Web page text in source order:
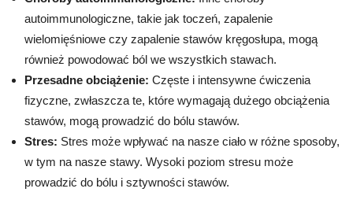
autoimmunologiczne, takie jak toczeń, zapalenie
wielomięśniowe czy zapalenie stawów kręgosłupa, mogą
również powodować ból we wszystkich stawach.
Przesadne obciążenie: Częste i intensywne ćwiczenia
fizyczne, zwłaszcza te, które wymagają dużego obciążenia
stawów, mogą prowadzić do bólu stawów.
Stres: Stres może wpływać na nasze ciało w różne sposoby,
w tym na nasze stawy. Wysoki poziom stresu może
prowadzić do bólu i sztywności stawów.